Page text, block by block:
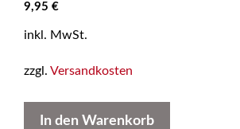
9,95 €
inkl. MwSt.
zzgl. Versandkosten
In den Warenkorb